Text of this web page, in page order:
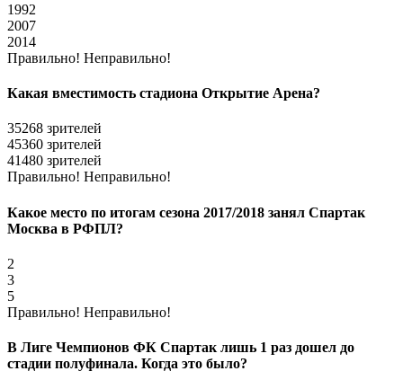
1992
2007
2014
Правильно! Неправильно!
Какая вместимость стадиона Открытие Арена?
35268 зрителей
45360 зрителей
41480 зрителей
Правильно! Неправильно!
Какое место по итогам сезона 2017/2018 занял Спартак
Москва в РФПЛ?
2
3
5
Правильно! Неправильно!
В Лиге Чемпионов ФК Спартак лишь 1 раз дошел до
стадии полуфинала. Когда это было?